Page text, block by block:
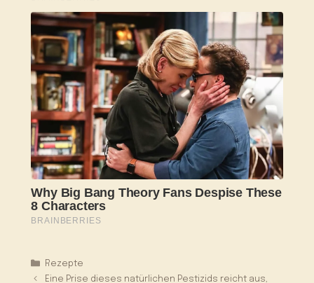
Kategorien
Rezepte
Eine Prise dieses natürlichen Pestizids reicht aus,